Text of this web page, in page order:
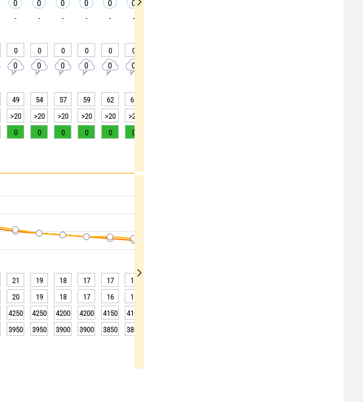
0 0 0 0 0 0
- - - - - -
0 0 0 0 0 0
0 0 0 0 0 0
49 54 57 59 62 65
>20 >20 >20 >20 >20 >20
0 0 0 0 0 0
21 19 18 17 17 16
20 19 18 17 16 15
4250 4250 4200 4200 4150 4100
3950 3950 3900 3900 3850 3800